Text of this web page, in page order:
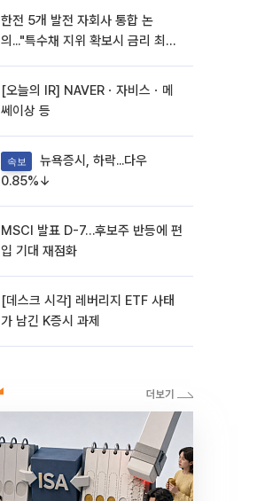
한전 5개 발전 자회사 통합 논
의..."특수채 지위 확보시 금리 최대
[오늘의 IR] NAVERㆍ자비스ㆍ메
쎄이상 등
속보
0.85%↓
MSCI 발표 D-7…후보주 반등에 편
입 기대 재점화
[데스크 시각] 레버리지 ETF 사태
가 남긴 K증시 과제